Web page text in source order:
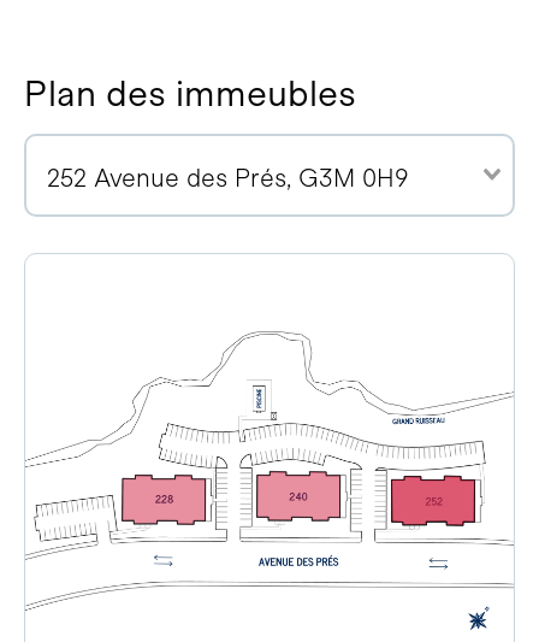
Plan des immeubles
252 Avenue des Prés, G3M 0H9